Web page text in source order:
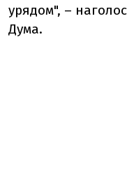
урядом", –
Дума.